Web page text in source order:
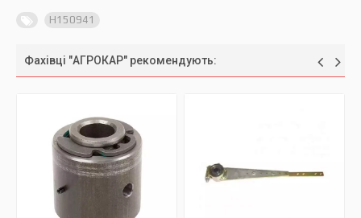
H150941
Фахівці "АГРОКАР" рекомендують: